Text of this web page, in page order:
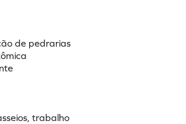
de pedrarias
trabalho